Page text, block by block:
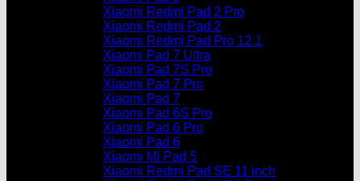
Xiaomi Redmi Pad 2 Pro
Xiaomi Redmi Pad 2
Xiaomi Redmi Pad Pro 12.1
Xiaomi Pad 7 Ultra
Xiaomi Pad 7S Pro
Xiaomi Pad 7 Pro
Xiaomi Pad 7
Xiaomi Pad 6S Pro
Xiaomi Pad 6 Pro
Xiaomi Pad 6
Xiaomi Mi Pad 5
Xiaomi Redmi Pad SE 11 inch